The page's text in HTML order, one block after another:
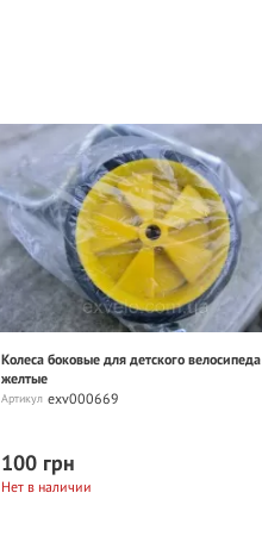
Колеса боковые для детского велосипеда
желтые
Артикул exv000669
100 грн
Нет в наличии